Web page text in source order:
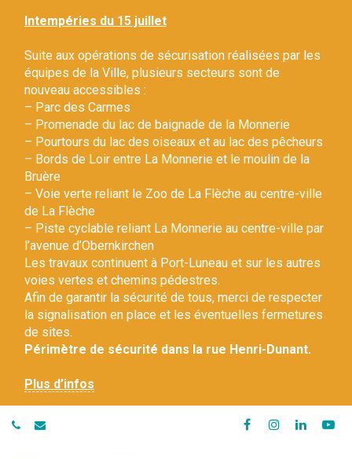
Intempéries du 15 juillet
Suite aux opérations de sécurisation réalisées par les
équipes de la Ville, plusieurs secteurs sont de
nouveau accessibles :
– Parc des Carmes
– Promenade du lac de baignade de la Monnerie
– Pourtours du lac des oiseaux et au lac des pêcheurs
– Bords de Loir entre La Monnerie et le moulin de la
Bruère
– Voie verte reliant le Zoo de La Flèche au centre-ville
de La Flèche
– Piste cyclable reliant La Monnerie au centre-ville par
l’avenue d’Obernkirchen
Les travaux continuent à Port-Luneau et sur les autres
voies vertes et chemins pédestres.
Afin de garantir la sécurité de tous, merci de respecter
la signalisation en place et les éventuelles fermetures
de sites.
Périmètre de sécurité dans la rue Henri-Dunant.
Plus d’infos
Lien
Lien
Lien